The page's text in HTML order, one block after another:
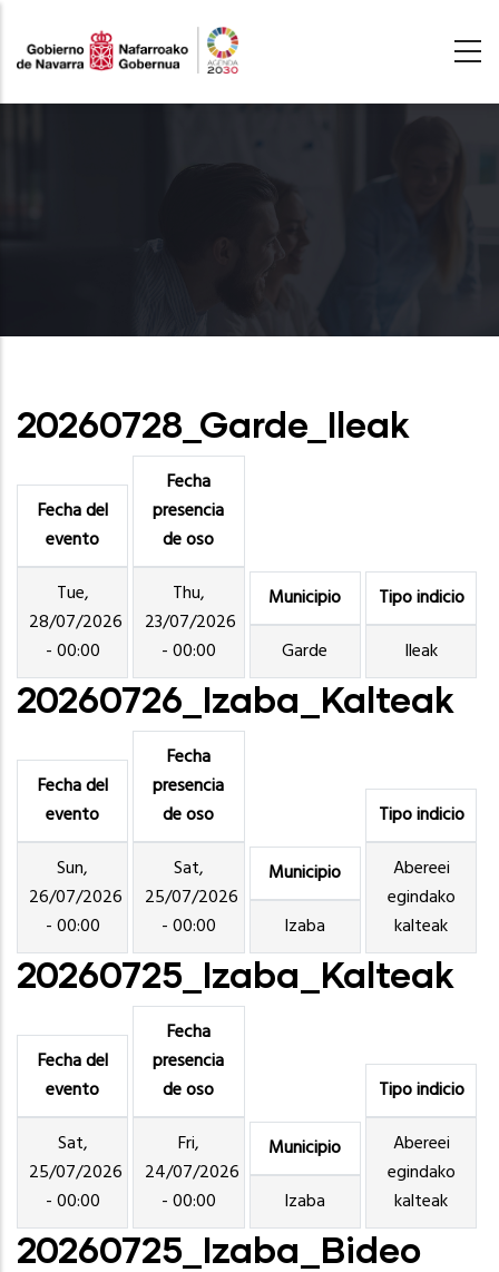
20260728_Garde_Ileak
Fecha del
evento
Tue,
28/07/2026
- 00:00
Fecha
presencia
de oso
Thu,
23/07/2026
- 00:00
Municipio
Garde
Tipo indicio
Ileak
20260726_Izaba_Kalteak
Fecha del
evento
Sun,
26/07/2026
- 00:00
Fecha
presencia
de oso
Sat,
25/07/2026
- 00:00
Municipio
Izaba
Tipo indicio
Abereei
egindako
kalteak
20260725_Izaba_Kalteak
Fecha del
evento
Sat,
25/07/2026
- 00:00
Fecha
presencia
de oso
Fri,
24/07/2026
- 00:00
Municipio
Izaba
Tipo indicio
Abereei
egindako
kalteak
20260725_Izaba_Bideo